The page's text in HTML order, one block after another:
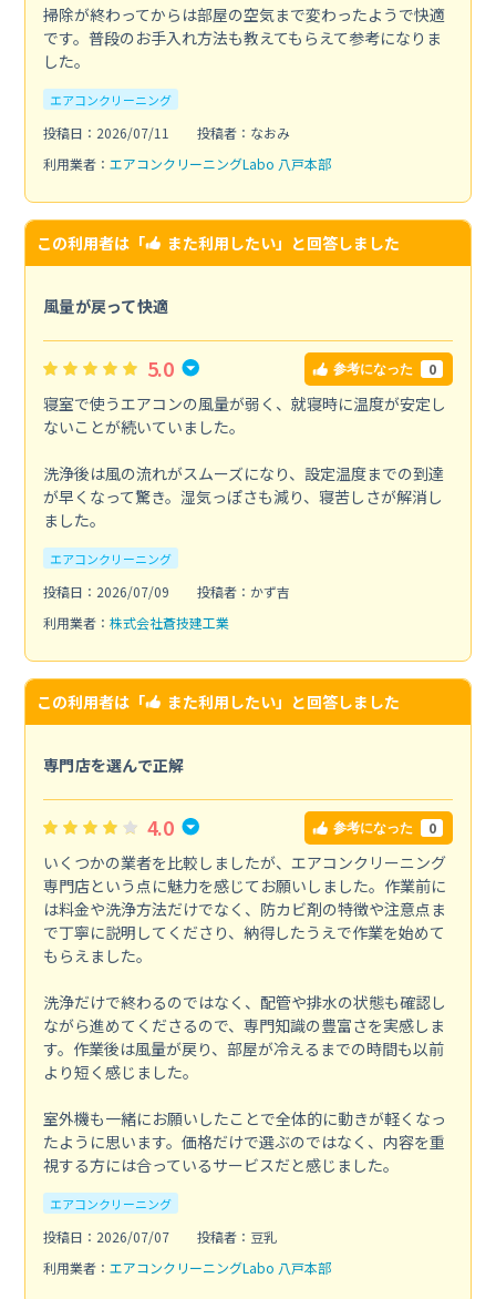
掃除が終わってからは部屋の空気まで変わったようで快適
です。普段のお手入れ方法も教えてもらえて参考になりま
した。
エアコンクリーニング
投稿日：2026/07/11
投稿者：なおみ
利用業者： エアコンクリーニングLabo 八戸本部
この利用者は「 また利用したい」と回答しました
風量が戻って快適
5.0 参考になった 0
寝室で使うエアコンの風量が弱く、就寝時に温度が安定し
ないことが続いていました。
洗浄後は風の流れがスムーズになり、設定温度までの到達
が早くなって驚き。湿気っぽさも減り、寝苦しさが解消し
ました。
エアコンクリーニング
投稿日：2026/07/09
投稿者：かず吉
利用業者： 株式会社蒼技建工業
この利用者は「 また利用したい」と回答しました
専門店を選んで正解
4.0 参考になった 0
いくつかの業者を比較しましたが、エアコンクリーニング
専門店という点に魅力を感じてお願いしました。作業前に
は料金や洗浄方法だけでなく、防カビ剤の特徴や注意点ま
で丁寧に説明してくださり、納得したうえで作業を始めて
もらえました。
洗浄だけで終わるのではなく、配管や排水の状態も確認し
ながら進めてくださるので、専門知識の豊富さを実感しま
す。作業後は風量が戻り、部屋が冷えるまでの時間も以前
より短く感じました。
室外機も一緒にお願いしたことで全体的に動きが軽くなっ
たように思います。価格だけで選ぶのではなく、内容を重
視する方には合っているサービスだと感じました。
エアコンクリーニング
投稿日：2026/07/07
投稿者：豆乳
利用業者： エアコンクリーニングLabo 八戸本部